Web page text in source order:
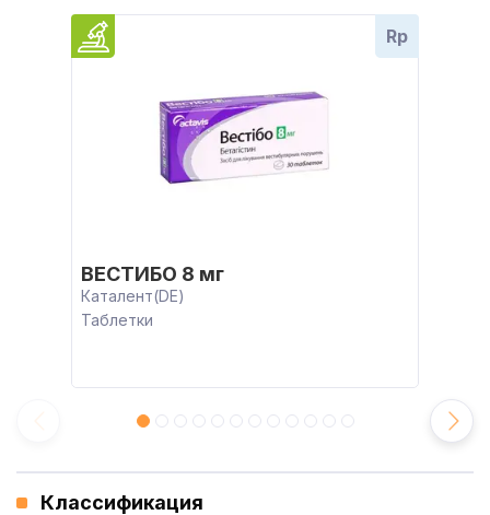
Rp
ВЕСТИБО 8 мг
Каталент(DE)
Таблетки
Классификация